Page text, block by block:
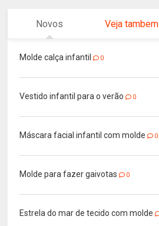
Novos Veja tambem
Molde calça infantil 0
Vestido infantil para o verão 0
Máscara facial infantil com molde 0
Molde para fazer gaivotas 0
Estrela do mar de tecido com molde